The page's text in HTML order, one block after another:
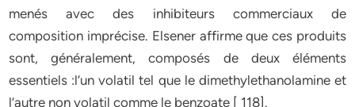
menés avec des inhibiteurs commerciaux de
composition imprécise. Elsener affirme que ces produits
sont, généralement, composés de deux éléments
essentiels :l’un volatil tel que le dimethylethanolamine et
l’autre non volatil comme le benzoate [ 118].